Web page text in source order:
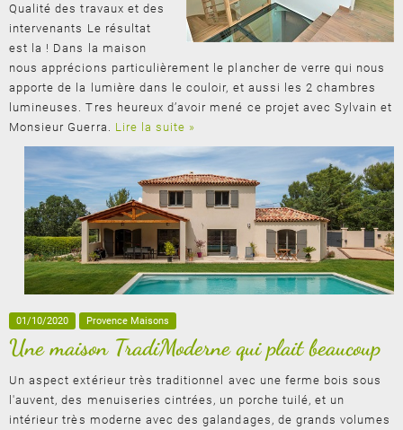
Qualité des travaux et des
intervenants Le résultat
est la ! Dans la maison
nous apprécions particulièrement le plancher de verre qui nous
apporte de la lumière dans le couloir, et aussi les 2 chambres
lumineuses. Tres heureux d’avoir mené ce projet avec Sylvain et
Monsieur Guerra. Lire la suite »
01/10/2020 Provence Maisons
Une maison TradiModerne qui plait beaucoup
Un aspect extérieur très traditionnel avec une ferme bois sous
l'auvent, des menuiseries cintrées, un porche tuilé, et un
intérieur très moderne avec des galandages, de grands volumes